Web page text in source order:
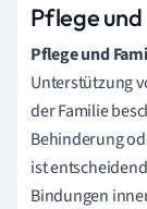
Pflege
Pflege und
Unterstützung
der Familie
Behinderung
ist
Bindungen